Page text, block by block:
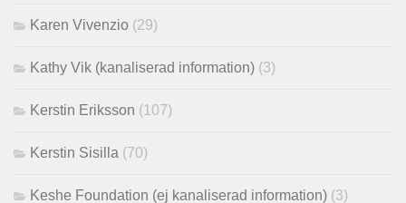
Karen Vivenzio (29)
Kathy Vik (kanaliserad information) (3)
Kerstin Eriksson (107)
Kerstin Sisilla (70)
Keshe Foundation (ej kanaliserad information) (3)